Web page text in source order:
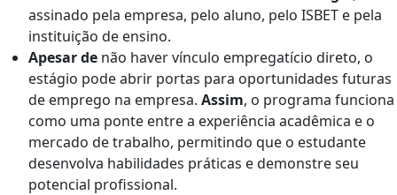
assinado pela empresa, pelo aluno, pelo ISBET e pela
instituição de ensino.
Apesar de não haver vínculo empregatício direto, o
estágio pode abrir portas para oportunidades futuras
de emprego na empresa. Assim, o programa funciona
como uma ponte entre a experiência acadêmica e o
mercado de trabalho, permitindo que o estudante
desenvolva habilidades práticas e demonstre seu
potencial profissional.